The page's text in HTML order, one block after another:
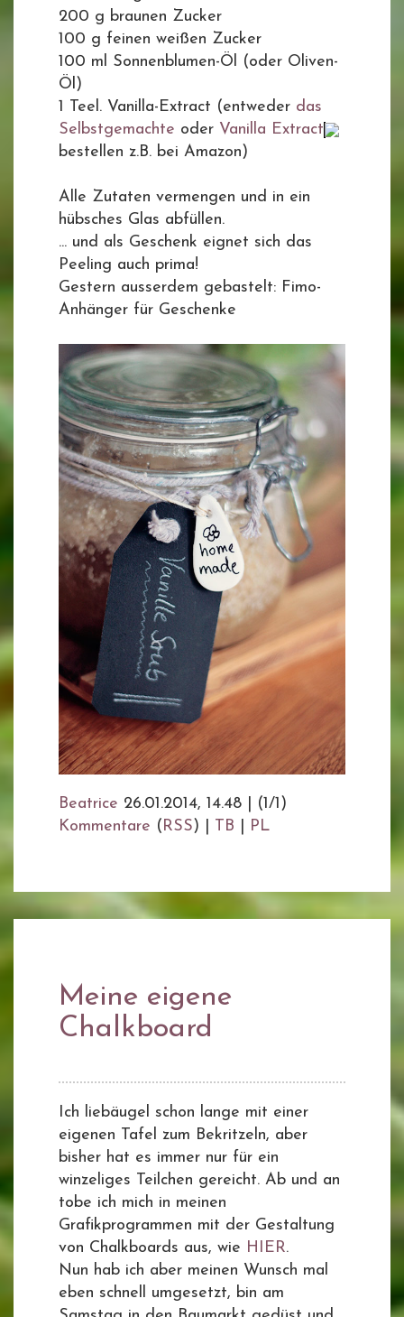
200 g braunen Zucker
100 g feinen weißen Zucker
100 ml Sonnenblumen-Öl (oder Oliven-
Öl)
1 Teel. Vanilla-Extract (entweder das
Selbstgemachte oder Vanilla Extract
bestellen z.B. bei Amazon)
Alle Zutaten vermengen und in ein
hübsches Glas abfüllen.
... und als Geschenk eignet sich das
Peeling auch prima!
Gestern ausserdem gebastelt: Fimo-
Anhänger für Geschenke
Beatrice 26.01.2014, 14.48
(1/1)
Kommentare ( RSS) | TB PL
Meine eigene
Chalkboard
Ich liebäugel schon lange mit einer
eigenen Tafel zum Bekritzeln, aber
bisher hat es immer nur für ein
winzeliges Teilchen gereicht. Ab und an
tobe ich mich in meinen
Grafikprogrammen mit der Gestaltung
von Chalkboards aus, wie HIER.
Nun hab ich aber meinen Wunsch mal
eben schnell umgesetzt, bin am